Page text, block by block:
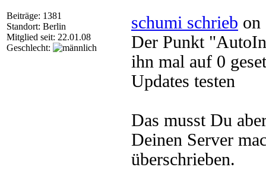
Beiträge: 1381
Standort: Berlin
Mitglied seit: 22.01.08
Geschlecht:
schumi schrieb on
Der Punkt
ihn mal auf 0
Updates testen
Das musst Du
Deinen Server
überschrieben.